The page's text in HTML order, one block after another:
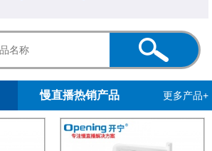
慢直播热销产品 更多产品+